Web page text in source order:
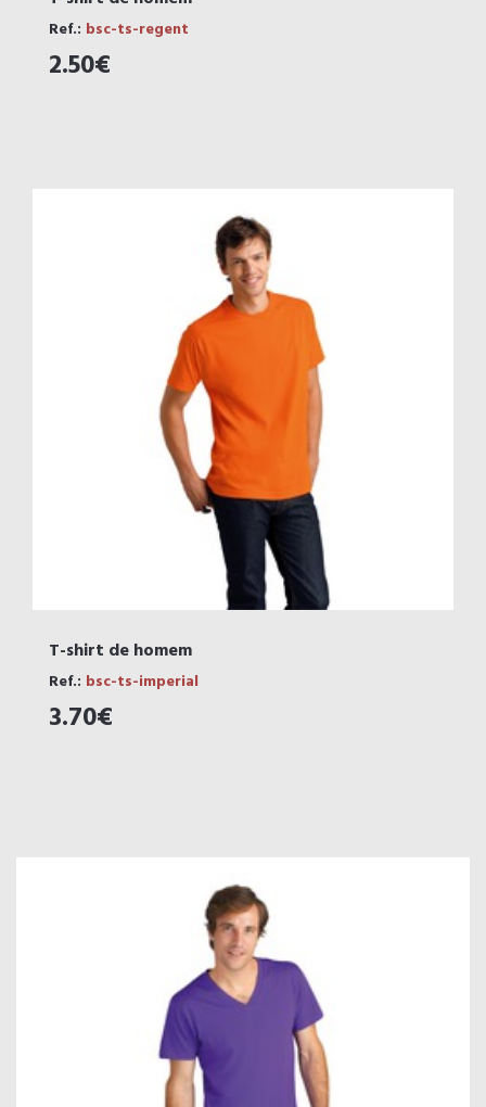
Ref.: bsc-ts-regent
2.50€
T-shirt de homem
Ref.: bsc-ts-imperial
3.70€